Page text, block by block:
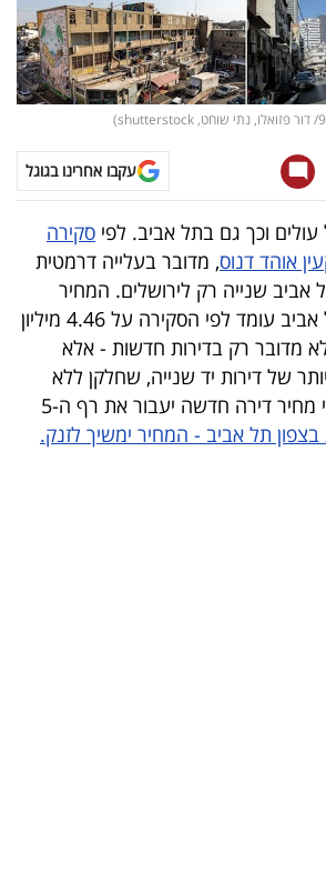
עקבו אחרינו בגוגל
עולים וכך גם בתל אביב. לפי סקירה
אוהד דנוס, מדובר בעלייה דרמטית
תל אביב שנייה רק לירושלים. המחיר
לדירת 4 חדרים בתל אביב עומד לפי הסקירה על 4.46 מיליון
מדובר רק בדירות חדשות - אלא
של דירות יד שנייה, שחלקן ללא
ממ"ד. ברור, מכאן, כי מחיר דירה חדשה יעבור את רף ה-5
בצפון תל אביב - המחיר ימשיך לזנק.